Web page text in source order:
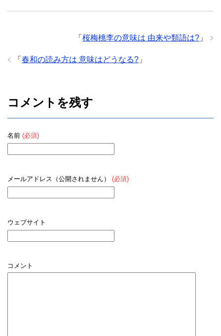
「 桜梅桃李の意味は 由来や類語は? 」
「 春和の読み方は 意味はどうなる? 」
コメントを残す
名前 (必須)
メールアドレス（公開されません） (必須)
ウェブサイト
コメント